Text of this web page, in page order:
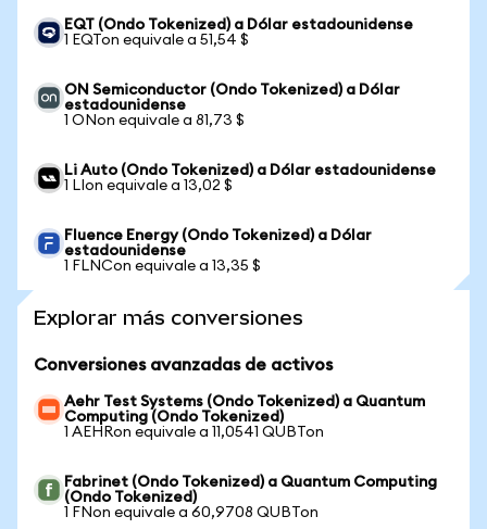
EQT (Ondo Tokenized) a Dólar estadounidense
1 EQTon equivale a 51,54 $
ON Semiconductor (Ondo Tokenized) a Dólar
estadounidense
1 ONon equivale a 81,73 $
Li Auto (Ondo Tokenized) a Dólar estadounidense
1 LIon equivale a 13,02 $
Fluence Energy (Ondo Tokenized) a Dólar
estadounidense
1 FLNCon equivale a 13,35 $
Explorar más conversiones
Conversiones avanzadas de activos
Aehr Test Systems (Ondo Tokenized) a Quantum
Computing (Ondo Tokenized)
1 AEHRon equivale a 11,0541 QUBTon
Fabrinet (Ondo Tokenized) a Quantum Computing
(Ondo Tokenized)
1 FNon equivale a 60,9708 QUBTon